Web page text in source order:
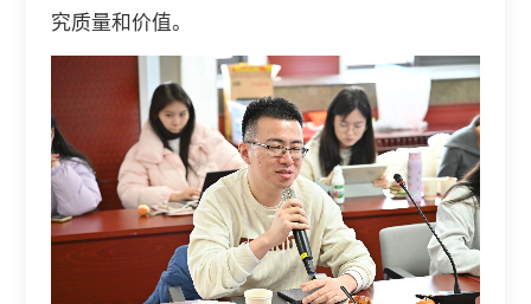
究质量和价值。